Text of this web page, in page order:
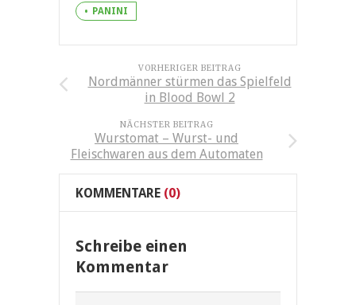
PANINI
VORHERIGER BEITRAG
Nordmänner stürmen das Spielfeld
in Blood Bowl 2
NÄCHSTER BEITRAG
Wurstomat – Wurst- und
Fleischwaren aus dem Automaten
KOMMENTARE (0)
Schreibe einen
Kommentar